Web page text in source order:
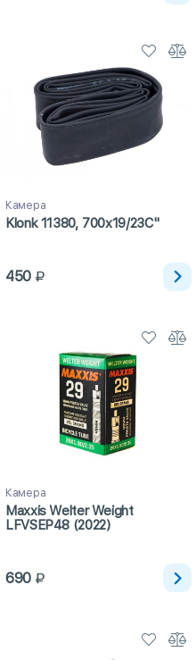
Камера
Klonk 11380, 700x19/23C"
450
Камера
Maxxis Welter Weight
LFVSEP48 (2022)
690